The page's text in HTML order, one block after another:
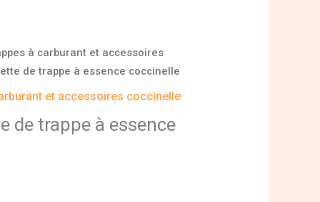
à carburant et accessoires
de trappe à essence coccinelle
et accessoires coccinelle
de trappe à essence